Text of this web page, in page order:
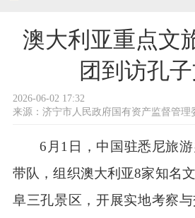
澳大利亚重点文
团到访孔
2026-06-02 17:32
来源： 济宁市人民政府国有资产监督管理
6月1日，中国驻悉尼旅
带队，组织澳大利亚8家知名
阜三孔景区，开展实地考察